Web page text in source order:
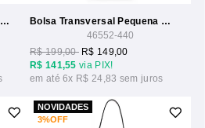
Bolsa Transversal Pequena Com Alca Corrente
Bolsa Transversal Pequena Com Alca Corrente
46552-440
R$ 141,55 via PIX!
R$ 199,00 R$ 149,00
6x R$ 24,83
3%OFF
NOVIDADES